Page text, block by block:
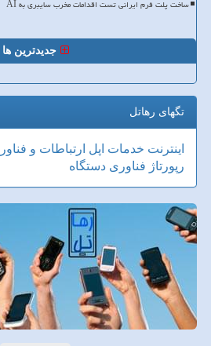
ساخت پلت فرم ایرانی تست اقدامات مخرب سایبری به AI
جدیدترین ها
تگهای رهاتل
اینترنت خدمات اپل ارتباطات و
رپورتاژ فناوری دستگاه